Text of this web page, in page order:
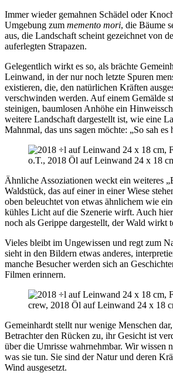
Immer wieder gemahnen Schädel oder
Umgebung zum memento mori, die Bäume
aus, die Landschaft scheint gezeichnet von
auferlegten Strapazen.
Gelegentlich wirkt es so, als brächte
Leinwand, in der nur noch letzte Spuren
existieren, die, den natürlichen Kräften
verschwinden werden. Auf einem Gemälde
steinigen, baumlosen Anhöhe ein
weitere Landschaft dargestellt ist, wie eine
Mahnmal, das uns sagen möchte: „So sah es
o.T., 2018 Öl auf Leinwand 24 x 18
Ähnliche Assoziationen weckt ein weiteres
Waldstück, das auf einer in einer Wiese
oben beleuchtet von etwas ähnlichem wie
kühles Licht auf die Szenerie wirft. Auch
noch als Gerippe dargestellt, der Wald wirkt
Vieles bleibt im Ungewissen und regt zum
sieht in den Bildern etwas anderes,
manche Besucher werden sich an
Filmen erinnern.
crew, 2018 Öl auf Leinwand 24 x 18
Gemeinhardt stellt nur wenige Menschen
Betrachter den Rücken zu, ihr Gesicht ist
über die Umrisse wahrnehmbar. Wir wissen
was sie tun. Sie sind der Natur und deren
Wind ausgesetzt.